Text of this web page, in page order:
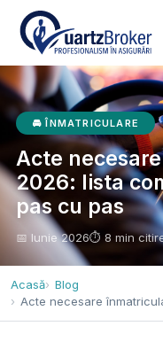
🚘 ÎNMATRICULARE
Acte
2026: lista
pas cu pas
📅 Iunie 2026⏱ 8 min
Acasă
Blog
Acte necesare